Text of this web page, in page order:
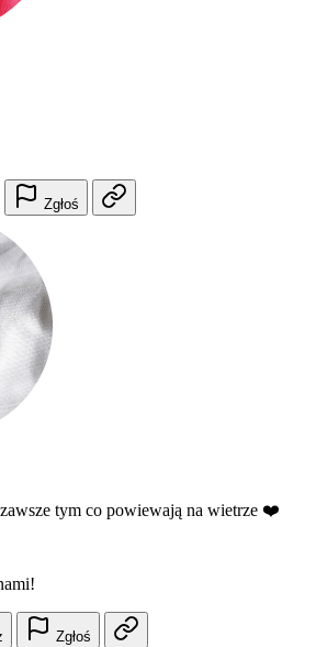
Zgłoś
tym co powiewają na wietrze ❤️
Zgłoś